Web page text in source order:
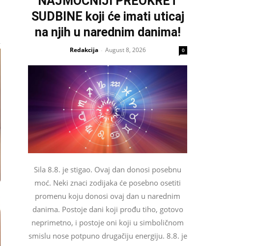
SUDBINE koji će imati uticaj
na njih u narednim danima!
Redakcija - August 8, 2026 0
Sila 8.8. je stigao. Ovaj dan donosi posebnu
moć. Neki znaci zodijaka će posebno osetiti
promenu koju donosi ovaj dan u narednim
danima. Postoje dani koji prođu tiho, gotovo
neprimetno, i postoje oni koji u simboličnom
smislu nose potpuno drugačiju energiju. 8.8. je